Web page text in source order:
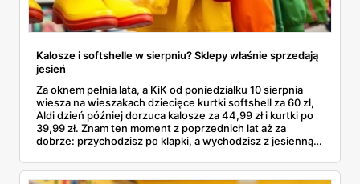
Kalosze i softshelle w sierpniu? Sklepy właśnie sprzedają
jesień
Za oknem pełnia lata, a KiK od poniedziałku 10 sierpnia
wiesza na wieszakach dziecięce kurtki softshell za 60 zł,
Aldi dzień później dorzuca kalosze za 44,99 zł i kurtki po
39,99 zł. Znam ten moment z poprzednich lat aż za
dobrze: przychodzisz po klapki, a wychodzisz z jesienną
pojawi się w gazetkach w przyszłym tygodniu i czy jest
sens kupować jesień, zanim skończą się wakacje.